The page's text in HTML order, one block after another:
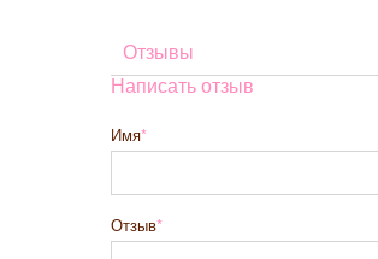
Отзывы
Написать отзыв
Имя
Отзыв